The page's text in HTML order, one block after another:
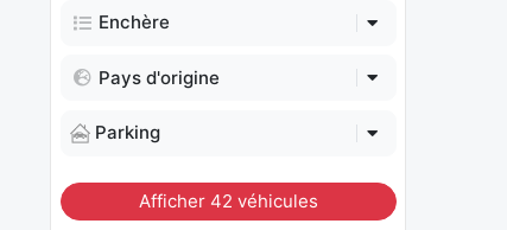
Enchère
Pays d'origine
Parking
Afficher 42 véhicules